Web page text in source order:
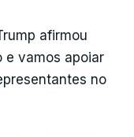
afirmou
e vamos apoiar
no